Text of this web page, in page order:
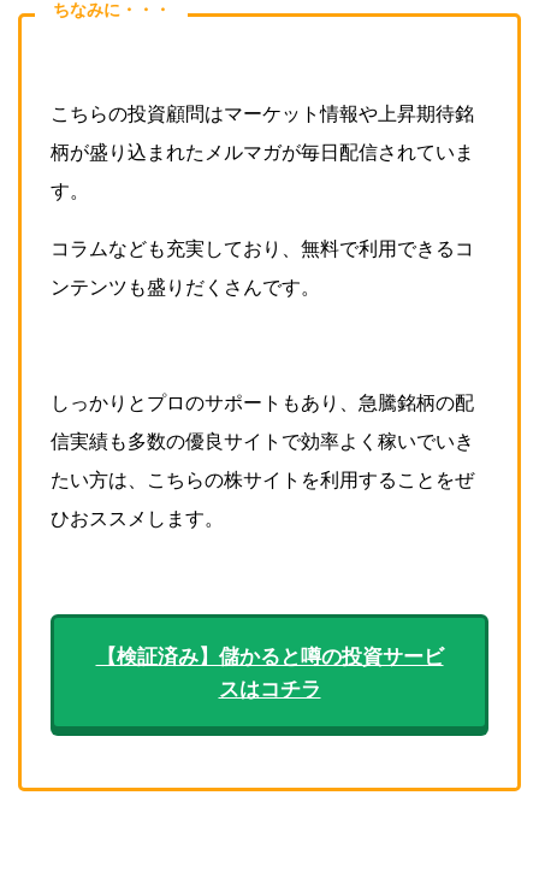
ちなみに・・・
こちらの投資顧問はマーケット情報や上昇期待銘
柄が盛り込まれたメルマガが毎日配信されていま
す。
コラムなども充実しており、無料で利用できるコ
ンテンツも盛りだくさんです。
しっかりとプロのサポートもあり、急騰銘柄の配
信実績も多数の優良サイトで効率よく稼いでいき
たい方は、こちらの株サイトを利用することをぜ
ひおススメします。
【検証済み】儲かると噂の投資サービ
スはコチラ